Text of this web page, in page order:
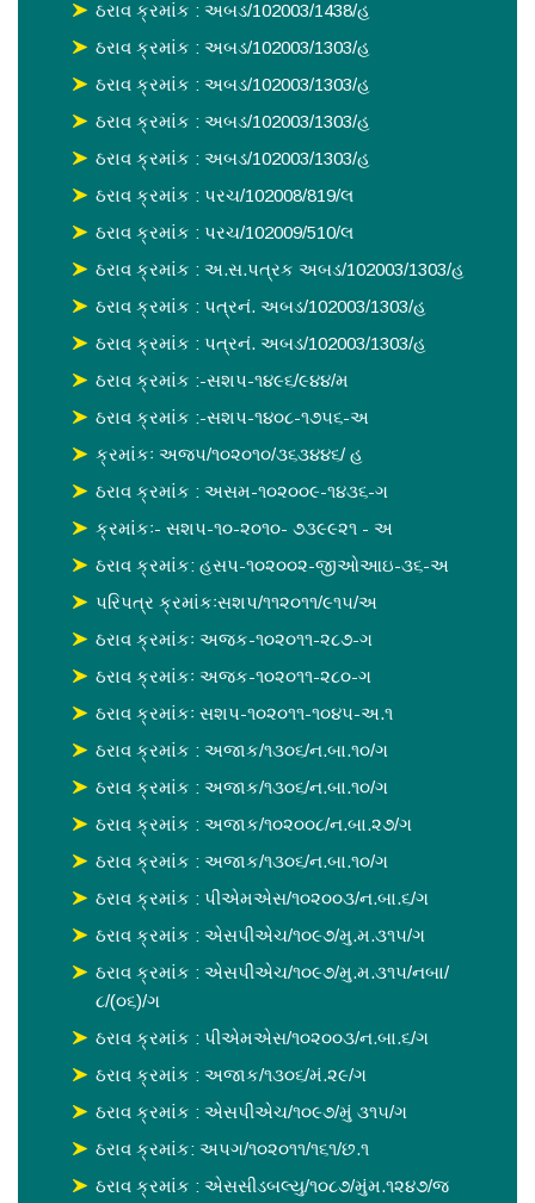
ઠરાવ ક્રમાંક : અબડ/102003/1438/હ
ઠરાવ ક્રમાંક : અબડ/102003/1303/હ
ઠરાવ ક્રમાંક : અબડ/102003/1303/હ
ઠરાવ ક્રમાંક : અબડ/102003/1303/હ
ઠરાવ ક્રમાંક : અબડ/102003/1303/હ
ઠરાવ ક્રમાંક : પરચ/102008/819/લ
ઠરાવ ક્રમાંક : પરચ/102009/510/લ
ઠરાવ ક્રમાંક : અ.સ.પત્રક અબડ/102003/1303/હ
ઠરાવ ક્રમાંક : પત્રનં. અબડ/102003/1303/હ
ઠરાવ ક્રમાંક : પત્રનં. અબડ/102003/1303/હ
ઠરાવ ક્રમાંક :-સશપ-૧૪૯૬/૯૪૪/મ
ઠરાવ ક્રમાંક :-સશપ-૧૪૦૮-૧૭૫૬-અ
ક્રમાંકઃ અજપ/૧૦૨૦૧૦/૩૬૩૪૪૬/ હ
ઠરાવ ક્રમાંક : અસમ-૧૦૨૦૦૯-૧૪૩૬-ગ
ક્રમાંકઃ- સશપ-૧૦-૨૦૧૦- ૭૩૯૯૨૧ - અ
ઠરાવ ક્રમાંક: હસપ-૧૦૨૦૦૨-જીઓઆઇ-૩૬-અ
પરિપત્ર ક્રમાંકઃસશપ/૧૧૨૦૧૧/૯૧૫/અ
ઠરાવ ક્રમાંકઃ અજક-૧૦૨૦૧૧-૨૮૭-ગ
ઠરાવ ક્રમાંકઃ અજક-૧૦૨૦૧૧-૨૮૦-ગ
ઠરાવ ક્રમાંકઃ સશપ-૧૦૨૦૧૧-૧૦૪૫-અ.૧
ઠરાવ ક્રમાંક : અજાક/૧૩૦૬/ન.બા.૧૦/ગ
ઠરાવ ક્રમાંક : અજાક/૧૩૦૬/ન.બા.૧૦/ગ
ઠરાવ ક્રમાંક : અજાક/૧૦૨૦૦૮/ન.બા.૨૭/ગ
ઠરાવ ક્રમાંક : અજાક/૧૩૦૬/ન.બા.૧૦/ગ
ઠરાવ ક્રમાંક : પીએમએસ/૧૦૨૦૦૩/ન.બા.૬/ગ
ઠરાવ ક્રમાંક : એસપીએચ/૧૦૯૭/મુ.મ.૩૧૫/ગ
ઠરાવ ક્રમાંક : એસપીએચ/૧૦૯૭/મુ.મ.૩૧૫/નબા/
૮/(૦૬)/ગ
ઠરાવ ક્રમાંક : પીએમએસ/૧૦૨૦૦૩/ન.બા.૬/ગ
ઠરાવ ક્રમાંક : અજાક/૧૩૦૬/મં.૨૯/ગ
ઠરાવ ક્રમાંક : એસપીએચ/૧૦૯૭/મું ૩૧૫/ગ
ઠરાવ ક્રમાંક: અપગ/૧૦૨૦૧૧/૧૬૧/છ.૧
ઠરાવ ક્રમાંક : એસસીડબલ્યુ/૧૦૮૭/મુંમ.૧૨૪૭/જ